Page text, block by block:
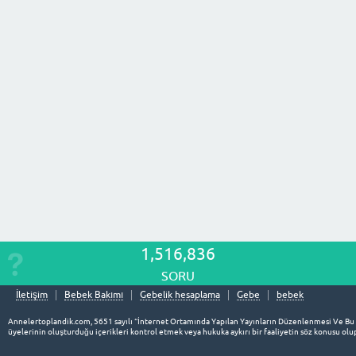
1,516,836
SORU
İletişim Bebek Bakımı Gebelik hesaplama Gebe bebek
Annelertoplandik.com, 5651 sayılı “İnternet Ortamında Yapılan Yayınların Düzenlenmesi Ve
üyelerinin oluşturduğu içerikleri kontrol etmek veya hukuka aykırı bir faaliyetin söz konusu